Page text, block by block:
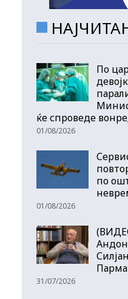
По
ќе спроведе
01/08/2026
по
01/08/2026
31/07/2026